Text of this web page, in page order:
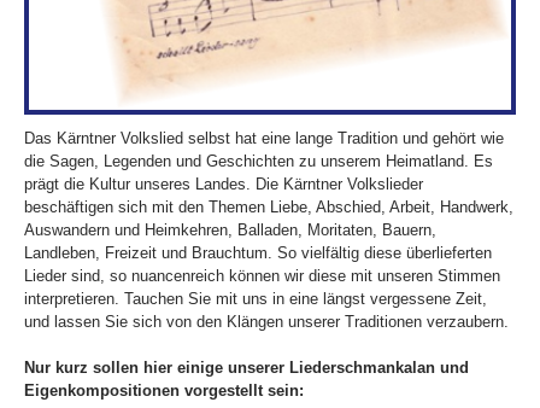
Das Kärntner Volkslied selbst hat eine lange Tradition und gehört wie
die Sagen, Legenden und Geschichten zu unserem Heimatland. Es
prägt die Kultur unseres Landes. Die Kärntner Volkslieder
beschäftigen sich mit den Themen Liebe, Abschied, Arbeit, Handwerk,
Auswandern und Heimkehren, Balladen, Moritaten, Bauern,
Landleben, Freizeit und Brauchtum. So vielfältig diese überlieferten
Lieder sind, so nuancenreich können wir diese mit unseren Stimmen
interpretieren. Tauchen Sie mit uns in eine längst vergessene Zeit,
und lassen Sie sich von den Klängen unserer Traditionen verzaubern.
Nur kurz sollen hier einige unserer Liederschmankalan und
Eigenkompositionen vorgestellt sein: